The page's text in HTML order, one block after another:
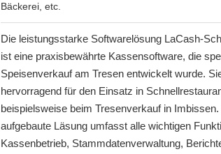
Bäckerei, etc.
Die leistungsstarke Softwarelösung LaCash-
ist eine praxisbewährte Kassensoftware, die
Speisenverkauf am Tresen entwickelt wurde.
hervorragend für den Einsatz in
beispielsweise beim Tresenverkauf in
aufgebaute Läsung umfasst alle wichtigen
Kassenbetrieb, Stammdatenverwaltung,